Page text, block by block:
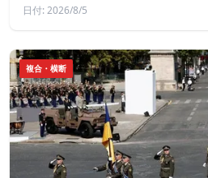
日付: 2026/8/5
複合・横断